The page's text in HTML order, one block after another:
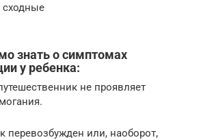
сходные
знать о симптомах
у ребенка:
не проявляет
перевозбужден или, наоборот,